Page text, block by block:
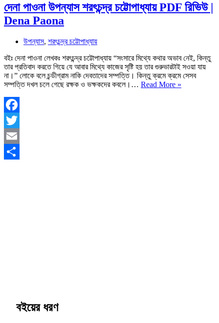
দেনা পাওনা উপন্যাস শরৎচন্দ্র চট্টোপাধ্যায় PDF রিভিউ |
Dena Paona
উপন্যাস, শরৎচন্দ্র চট্টোপাধ্যায়
বইঃ দেনা পাওনা লেখকঃ শরৎচন্দ্র চট্টোপাধ্যায় “সংসারে মিথ্যে কথার অভাব নেই, কিন্তু
তার প্রতিবাদ করতে গিয়ে যে আবার মিথ্যে কাজের সৃষ্টি হয় তার গুরুভারটাই সওয়া যায়
না।” লোকে বলে চন্ডীগ্রাম নাকি দেবতাদের সম্পত্তি। কিন্তু ক্রমে ক্রমে সেসব
সম্পত্তি দখল চলে গেছে রক্ষক ও ভক্ষকদের কবলে।… Read More »
Facebook
Twitter
Email
বইয়ের ধরণ